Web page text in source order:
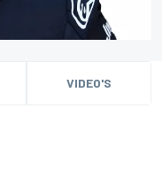
VIDEO'S